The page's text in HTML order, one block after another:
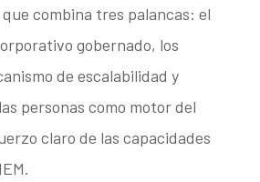
combina tres palancas: el
gobernado, los
de escalabilidad y
personas como motor del
claro de las capacidades